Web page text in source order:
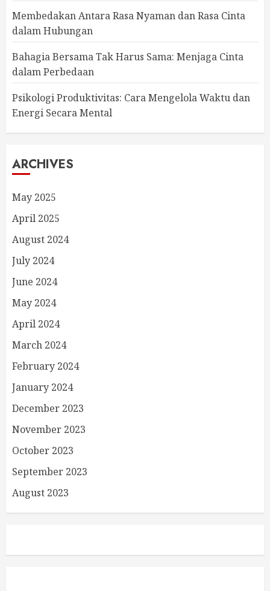
Membedakan Antara Rasa Nyaman dan Rasa Cinta
dalam Hubungan
Bahagia Bersama Tak Harus Sama: Menjaga Cinta
dalam Perbedaan
Psikologi Produktivitas: Cara Mengelola Waktu dan
Energi Secara Mental
ARCHIVES
May 2025
April 2025
August 2024
July 2024
June 2024
May 2024
April 2024
March 2024
February 2024
January 2024
December 2023
November 2023
October 2023
September 2023
August 2023